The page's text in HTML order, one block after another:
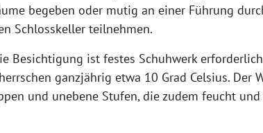
begeben oder mutig an einer Führung
Schlosskeller teilnehmen.
Besichtigung ist festes Schuhwerk
ganzjährig etwa 10 Grad Celsius. Der
und unebene Stufen, die zudem feucht